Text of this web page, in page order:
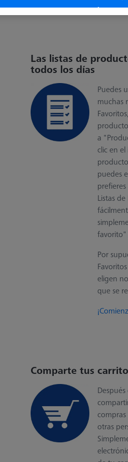
que simplifican y aceleran el
Las listas de
todos los días
Puedes
muchas
a
clic en
puedes
Listas
favorito"
Por
eligen
que se
Comparte tus
otras